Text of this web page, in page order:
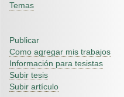
Temas
Publicar
Como agregar mis trabajos
Información para tesistas
Subir tesis
Subir artículo